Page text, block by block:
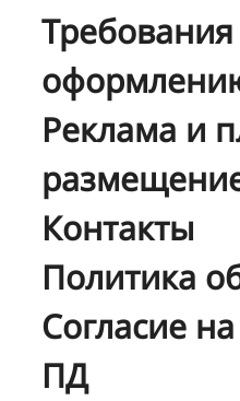
Требования
Реклама и
Контакты
Политика
Согласие
ПД